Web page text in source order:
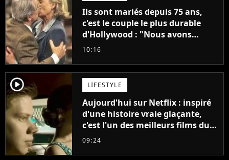
Ils sont mariés depuis 75 ans,
c'est le couple le plus durable
d'Hollywood : "Nous avons
avancé jour après jour, et les
décennies"
10:16
player2 LIFESTYLE
Aujourd'hui sur Netflix : inspiré
d'une histoire vraie glaçante,
c'est l'un des meilleurs films du
21ème siècle
09:24